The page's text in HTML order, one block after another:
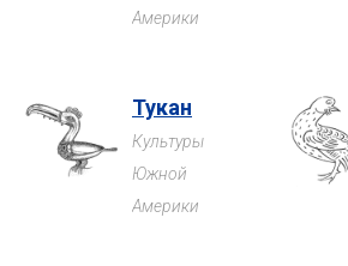
Америки
Тукан
Культуры
Южной
Америки